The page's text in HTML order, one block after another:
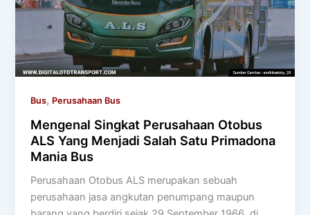
Bus, Perusahaan Bus
Mengenal Singkat Perusahaan Otobus
ALS Yang Menjadi Salah Satu Primadona
Mania Bus
Perusahaan Otobus ALS merupakan sebuah
perusahaan jasa angkutan penumpang maupun